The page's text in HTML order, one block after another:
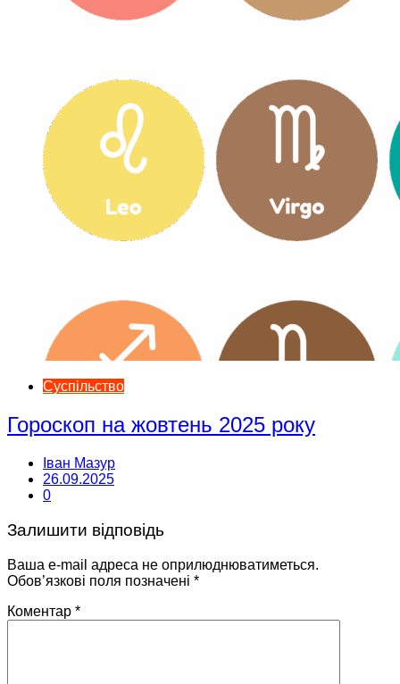
Суспільство
Гороскоп на жовтень 2025 року
Іван Мазур
26.09.2025
0
Залишити відповідь
Ваша e-mail адреса не оприлюднюватиметься.
Обов’язкові поля позначені *
Коментар *